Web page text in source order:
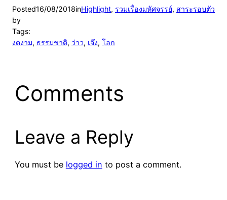
Posted16/08/2018inHighlight, รวมเรื่องมหัศจรรย์, สาระรอบตัว
by
Tags:
งดงาม, ธรรมชาติ, ว่าว, เจ๊ง, โลก
Comments
Leave a Reply
You must be logged in to post a comment.